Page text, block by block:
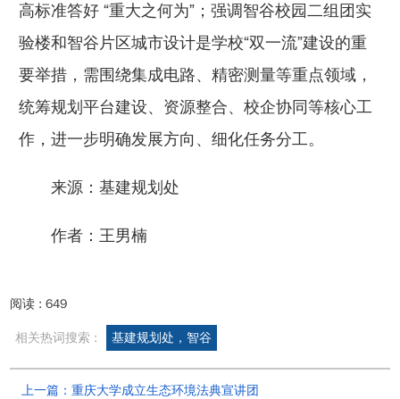
高标准答好 “重大之何为”；强调智谷校园二组团实
验楼和智谷片区城市设计是学校“双一流”建设的重
要举措，需围绕集成电路、精密测量等重点领域，
统筹规划平台建设、资源整合、校企协同等核心工
作，进一步明确发展方向、细化任务分工。
来源：基建规划处
作者：王男楠
阅读 :649
相关热词搜索 : 基建规划处，智谷
上一篇：重庆大学成立生态环境法典宣讲团